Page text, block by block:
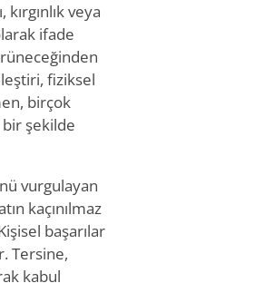
veya
ifade
fiziksel
birçok
bir şekilde
vurgulayan
kaçınılmaz
başarılar
Tersine,
kabul